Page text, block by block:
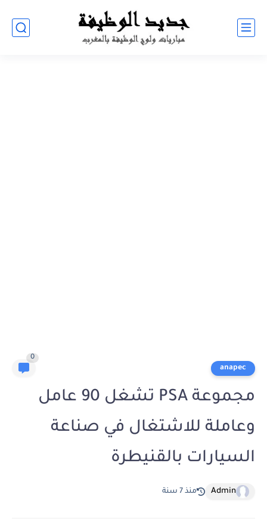
anapec
0
مجموعة PSA تشغل 90 عامل
وعاملة للاشتغال في صناعة
السيارات بالقنيطرة
Admin منذ 7 سنة